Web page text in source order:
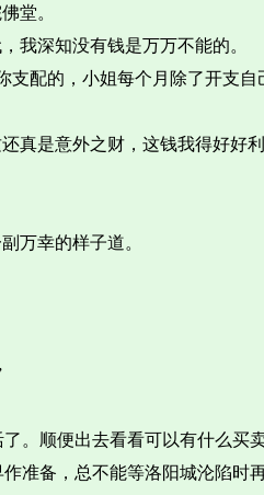
堂。
我深知没有钱是万万不能的。
配的，小姐每个月除了开支
真是意外之财，这钱我得好好
万幸的样子道。
。顺便出去看看可以有什么买
准备，总不能等洛阳城沦陷时再